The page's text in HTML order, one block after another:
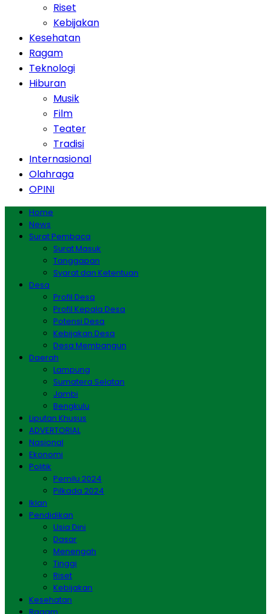
Riset
Kebijakan
Kesehatan
Ragam
Teknologi
Hiburan
Musik
Film
Teater
Tradisi
Internasional
Olahraga
OPINI
Home
News
Surat Pembaca
Surat Masuk
Tanggapan
Syarat dan Ketentuan
Desa
Profil Desa
Profil Kepala Desa
Potensi Desa
Kebijakan Desa
Desa Membangun
Daerah
Lampung
Sumatera Selatan
Jambi
Bengkulu
Liputan Khusus
ADVERTORIAL
Nasional
Ekonomi
Politik
Pemilu 2024
Pilkada 2024
Iklan
Pendidikan
Usia Dini
Dasar
Menengah
Tinggi
Riset
Kebijakan
Kesehatan